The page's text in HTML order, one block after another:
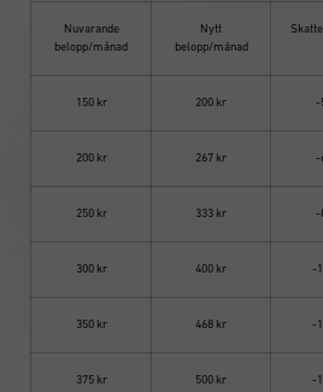
Nuvarande
belopp/månad
Nytt
belopp/månad
150 kr 200 kr -
200 kr 267 kr -
250 kr 333 kr -
300 kr 400 kr -
350 kr 468 kr -
375 kr 500 kr -